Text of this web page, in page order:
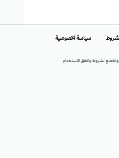
لشروط واتفاق الاستخدام
سياسة الخصوصية